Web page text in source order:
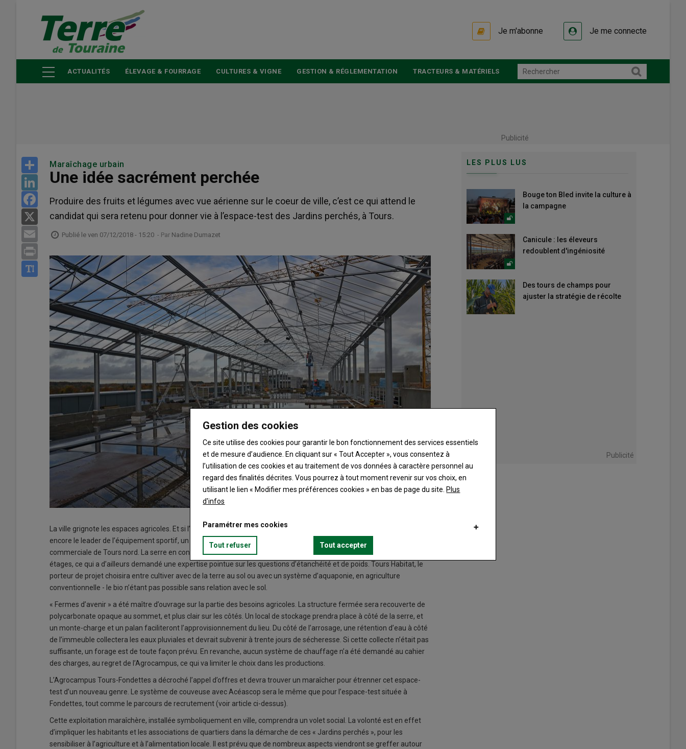
principal
Je m'abonne Je me connecte
ACTUALITÉS ÉLEVAGE & FOURRAGE CULTURES & VIGNE GESTION & RÉGLEMENTATION TRACTEURS & MATÉRIELS
Publicité
Share
LinkedIn
Facebook
Email
Maraîchage urbain
Une idée sacrément perchée
Produire des fruits et légumes avec vue aérienne sur le coeur de ville, c’est ce qui attend le
candidat qui sera retenu pour donner vie à l’espace-test des Jardins perchés, à Tours.
Publié le ven 07/12/2018 - 15:20 - Par Nadine Dumazet
La ville grignote les espaces agricoles. Et si l’agriculture grignotait un peu la ville ? Entre deux géants du fast-food, ou
encore le leader de l’équipement sportif, un espace maraîcher s’apprête à voir le jour, avec vue imprenable sur la zone
commerciale de Tours nord. La serre en construction de 700 m2 se situe en effet sur le toit de trois bâtiments de trois
étages, ce qui a d’ailleurs demandé une expertise pointue sur les questions d’étanchéité et de poids. Tours Habitat, le
porteur de projet choisira entre cultiver avec de la terre au sol ou avec un système d’aquaponie, en agriculture
conventionnelle - le bio n’étant pas possible sans relation avec le sol.
« Fermes d’avenir » a été maître d’ouvrage sur la partie des besoins agricoles. La structure fermée sera recouverte de
polycarbonate opaque au sommet, et plus clair sur les côtés. Un local de stockage prendra place à côté de la serre, et
un monte-charge et un palan faciliteront l’approvisionnement du lieu. Du côté de l’arrosage, une rétention d’eau à côté
de l’immeuble collectera les eaux pluviales et devrait subvenir à trente jours de sécheresse. Si cette collecte n’était pas
suffisante, un forage est de toute façon prévu. En revanche, aucun système de chauffage n’a été demandé au cahier
des charges, au regret de l’Agrocampus, ce qui va limiter le choix dans les productions.
L’Agrocampus Tours-Fondettes a décroché l’appel d’offres et devra trouver un maraîcher pour étrenner cet espace-
test d’un nouveau genre. Le système de couveuse avec Acéascop sera le même que pour l’espace-test située à
Fondettes, tout comme le parcours de recrutement (voir article ci-dessus).
Cette exploitation maraîchère, installée symboliquement en ville, comprendra un volet social. La volonté est en effet
d’impliquer les habitants et les associations de quartiers dans la démarche de ces « Jardins perchés », pour les
sensibiliser à l’agriculture et à l’alimentation locale. Il est prévu que de nombreux aspects viendront se greffer autour
LES PLUS LUS
Bouge ton Bled invite la culture à
la campagne
Canicule : les éleveurs
redoublent d'ingéniosité
Des tours de champs pour
ajuster la stratégie de récolte
Publicité
Gestion des cookies
Ce site utilise des cookies pour garantir le bon fonctionnement des services essentiels
et de mesure d’audience. En cliquant sur « Tout Accepter », vous consentez à
l’utilisation de ces cookies et au traitement de vos données à caractère personnel au
regard des finalités décrites. Vous pourrez à tout moment revenir sur vos choix, en
utilisant le lien « Modifier mes préférences cookies » en bas de page du site. Plus
d'infos
Paramétrer mes cookies
Tout refuser Tout accepter